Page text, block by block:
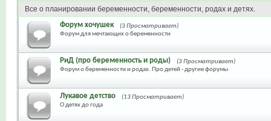
Все о планировании беременности, беременности, родах и детях.
Форум хочушек
(3 Просматривает)
Форум для мечтающих о беременности
РиД (про беременность и роды)
(3 Просматривает)
Форум о беременности и родах. Про детей - другие форумы
Лукавое детство
(13 Просматривает)
О детях до года